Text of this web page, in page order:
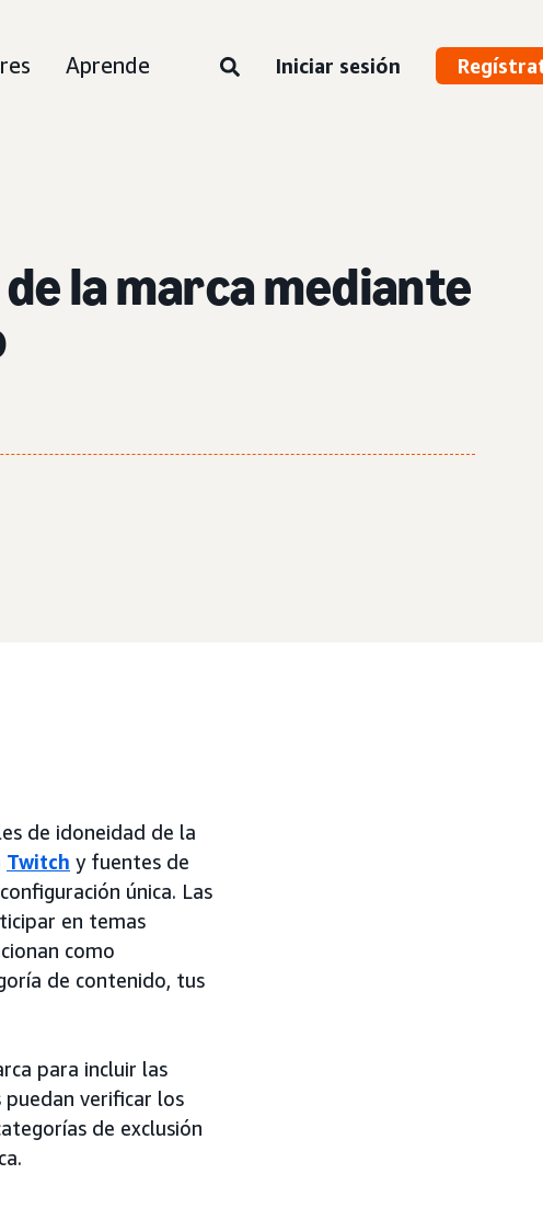
Aprende Iniciar sesión
la marca mediante
de idoneidad de la
Twitch y fuentes de
única. Las
en temas
como
de contenido, tus
para incluir las
verificar los
de exclusión